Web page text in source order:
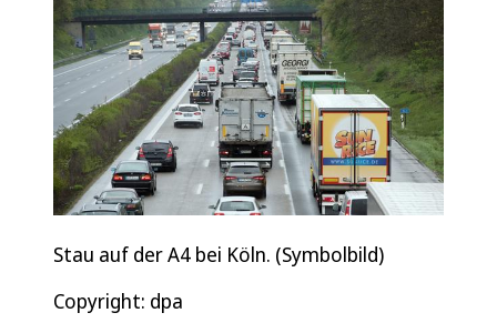
Stau auf der A4 bei Köln. (Symbolbild)
Copyright: dpa